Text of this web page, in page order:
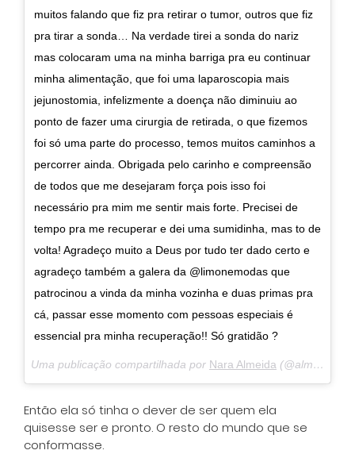
muitos falando que fiz pra retirar o tumor, outros que fiz
pra tirar a sonda… Na verdade tirei a sonda do nariz
mas colocaram uma na minha barriga pra eu continuar
minha alimentação, que foi uma laparoscopia mais
jejunostomia, infelizmente a doença não diminuiu ao
ponto de fazer uma cirurgia de retirada, o que fizemos
foi só uma parte do processo, temos muitos caminhos a
percorrer ainda. Obrigada pelo carinho e compreensão
de todos que me desejaram força pois isso foi
necessário pra mim me sentir mais forte. Precisei de
tempo pra me recuperar e dei uma sumidinha, mas to de
volta! Agradeço muito a Deus por tudo ter dado certo e
agradeço também a galera da @limonemodas que
patrocinou a vinda da minha vozinha e duas primas pra
cá, passar esse momento com pessoas especiais é
essencial pra minha recuperação!! Só gratidão ?
Uma publicação compartilhada por Nara Almeida (@almeidanara) em
Então ela só tinha o dever de ser quem ela
quisesse ser e pronto. O resto do mundo que se
conformasse.